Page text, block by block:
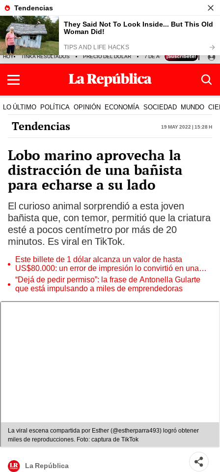
HOY TINKA RESULTADOS PRECIO DEL DÓLAR 7 DE AGOSTO OLLANTA
LO ÚLTIMO POLÍTICA OPINIÓN ECONOMÍA SOCIEDAD MUNDO
Tendencias 19 May 2022 | 15:28 h
Lobo marino aprovecha la
distracción de una bañista
para echarse a su lado
El curioso animal sorprendió a esta joven
bañista que, con temor, permitió que la criatura
esté a pocos centímetro por más de 20
minutos. Es viral en TikTok.
Este billete de 1 dólar alcanza un valor de hasta
US$80.000: un error de impresión lo convirtió en una
pieza única que hoy buscan coleccionistas de todo el
mundo
“Dejá de pedir permiso”: la frase de Antonella Gularte
que está impulsando a miles de emprendedoras
La viral escena compartida por Esther (@estherparra493) logró obtener
miles de reproducciones. Foto: captura de TikTok
La República